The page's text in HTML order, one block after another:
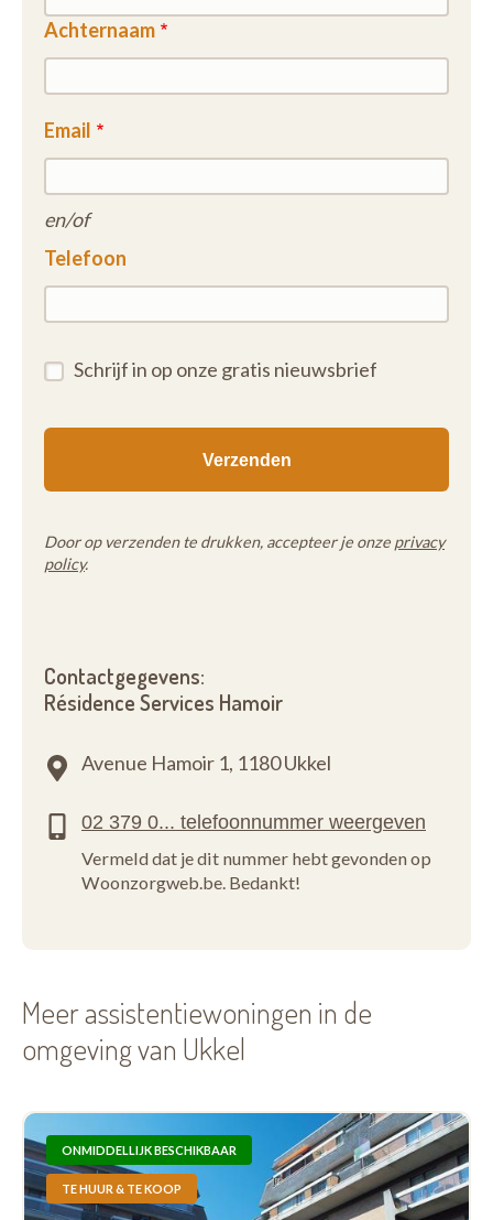
Achternaam
Email
en/of
Telefoon
Schrijf in op onze gratis nieuwsbrief
Door op verzenden te drukken, accepteer je onze privacy
policy.
Contactgegevens:
Résidence Services Hamoir
Avenue Hamoir 1, 1180 Ukkel
Vermeld dat je dit nummer hebt gevonden op
Woonzorgweb.be. Bedankt!
Meer assistentiewoningen in de
omgeving van Ukkel
ONMIDDELLIJK BESCHIKBAAR
TE HUUR & TE KOOP